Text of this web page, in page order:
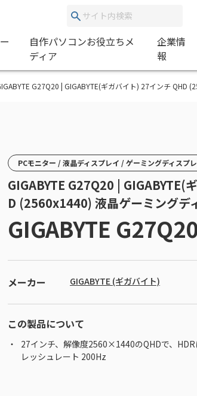
自作パソコンお役立ちメ
ディア
企業情
報
G27Q20 | GIGABYTE(ギガバイト) 27インチ
PCモニター / 液晶ディスプレイ / ゲーミングディスプ
GIGABYTE G27Q20 | GIGABYTE(
D (2560x1440) 液晶ゲーミングデ
GIGABYTE
メーカー GIGABYTE (ギガバイト)
この製品について
27インチ、解像度2560×1440のQHDで、
レッシュレート 200Hz